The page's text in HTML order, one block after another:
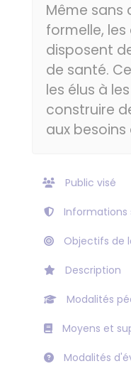
Même
formelle,
disposent
de santé.
les élus à
construire
aux
Public visé
Informations
Objectifs de
Description
Modalités
Moyens et
Modalités